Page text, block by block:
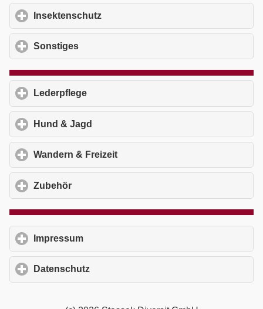
Insektenschutz
Sonstiges
Lederpflege
Hund & Jagd
Wandern & Freizeit
Zubehör
Impressum
Datenschutz